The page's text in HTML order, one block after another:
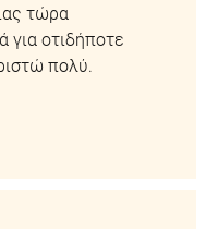
τώρα
για οτιδήποτε
πολύ.